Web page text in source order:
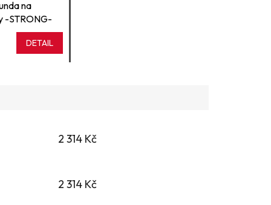
na
-STRONG-
DETAIL
2 314 Kč
2 314 Kč